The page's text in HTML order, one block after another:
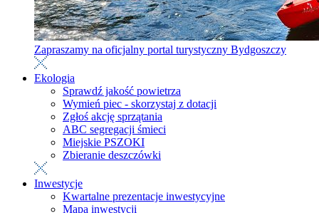
Zapraszamy na oficjalny portal turystyczny Bydgoszczy
Ekologia
Sprawdź jakość powietrza
Wymień piec - skorzystaj z dotacji
Zgłoś akcję sprzątania
ABC segregacji śmieci
Miejskie PSZOKI
Zbieranie deszczówki
Inwestycje
Kwartalne prezentacje inwestycyjne
Mapa inwestycji